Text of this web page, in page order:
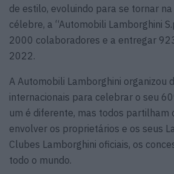
de estilo, evoluindo para se tornar
célebre, a “Automobili Lamborghini
2000 colaboradores e a entregar
2022.
A Automobili Lamborghini organizou
internacionais para celebrar o seu
um é diferente, mas todos partilham
envolver os proprietários e os seus
Clubes Lamborghini oficiais, os
todo o mundo.